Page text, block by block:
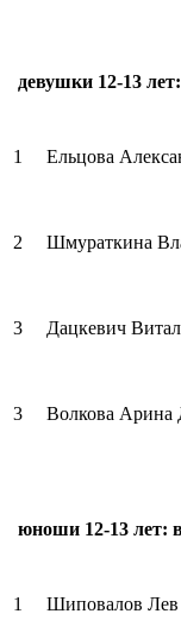
девушки 12-13
1 Ельцова
2 Шмураткина
3 Дацкевич
3 Волкова Арина
юноши 12-13 лет:
1 Шиповалов Лев